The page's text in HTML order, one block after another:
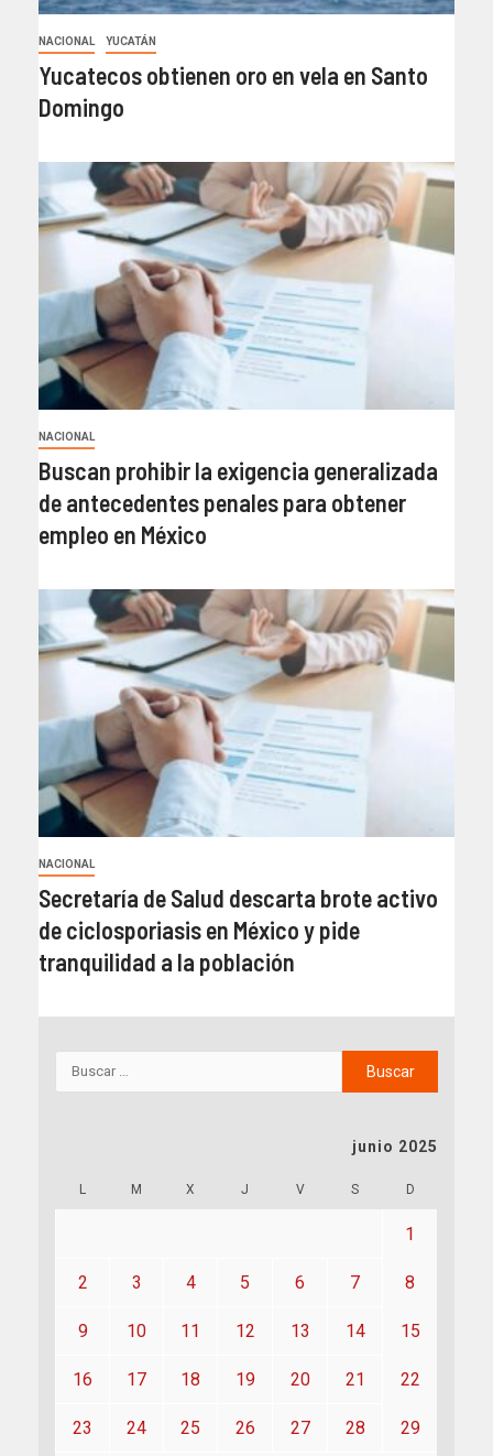
NACIONAL YUCATÁN
Yucatecos obtienen oro en vela en Santo
Domingo
NACIONAL
Buscan prohibir la exigencia generalizada
de antecedentes penales para obtener
empleo en México
NACIONAL
Secretaría de Salud descarta brote activo
de ciclosporiasis en México y pide
tranquilidad a la población
junio 2025
L M X J V S D
1
2 3 4 5 6 7 8
9 10 11 12 13 14 15
16 17 18 19 20 21 22
23 24 25 26 27 28 29